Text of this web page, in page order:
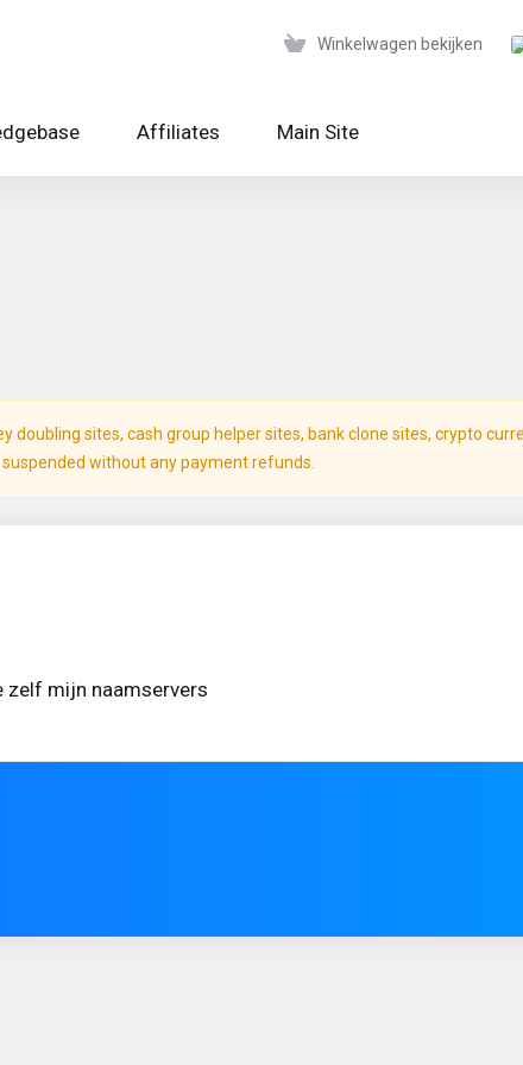
Winkelwagen bekijken
Affiliates Main Site
doubling sites, cash group helper sites, bank clone sites, crypto
without any payment refunds.
zelf mijn naamservers